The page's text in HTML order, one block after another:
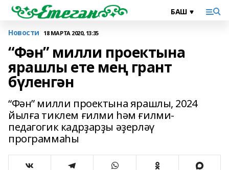
Новости 18 МАРТА 2020, 13:35
“Фән” милли проектына
ярашлы ете мең грант
бүленгән
“Фән” милли проектына ярашлы, 2024
йылға тиклем ғилми һәм ғилми-
педагогик кадрҙарҙы әҙерләү
программаһы